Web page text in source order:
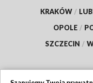
KRAKÓW /
OPOLE /
SZCZECIN /